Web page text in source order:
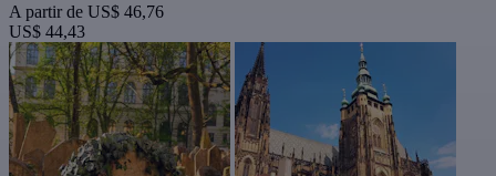
A partir de US$ 46,76
US$ 44,43